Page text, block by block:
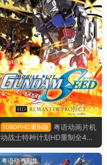
1080PHD重制版
粤语动画片机
动战士特种计划HD重制全48
集 机动战士高达SEEDHD重制
粤语版
粤语动画剧集